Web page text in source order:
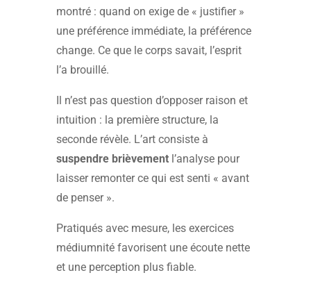
montré : quand on exige de « justifier »
une préférence immédiate, la préférence
change. Ce que le corps savait, l’esprit
l’a brouillé.
Il n’est pas question d’opposer raison et
intuition : la première structure, la
seconde révèle. L’art consiste à
suspendre brièvementl’analyse pour
laisser remonter ce qui est senti « avant
de penser ».
Pratiqués avec mesure, les exercices
médiumnité favorisent une écoute nette
et une perception plus fiable.